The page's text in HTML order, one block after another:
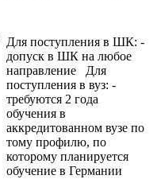
Для поступления в ШК: -
допуск в ШК на любое
направление Для
поступления в вуз: -
требуются 2 года
обучения в
аккредитованном вузе по
тому профилю, по
которому планируется
обучение в Германии